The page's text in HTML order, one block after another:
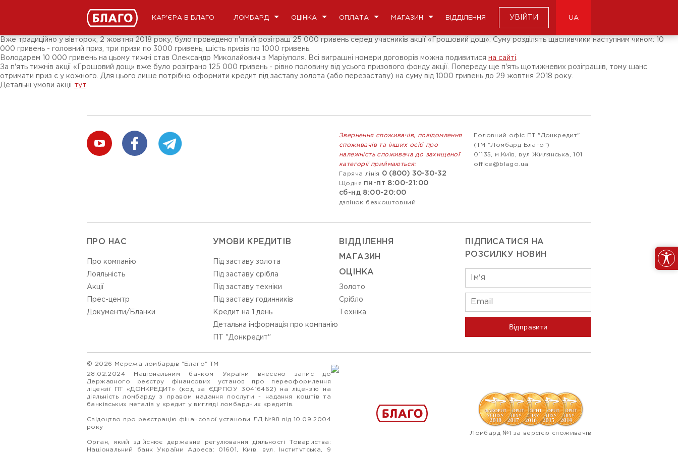
КАР'ЄРА В БЛАГО ЛОМБАРД ОЦІНКА ОПЛАТА МАГАЗИН ВІДДІЛЕННЯ УВІЙТИ UA
Підписники соц-мереж
Вже традиційно у вівторок, 2 жовтня 2018 року, було проведено п'ятий розіграш 25 000 гривень серед учасників акції «Грошовий дощ». Суму розділять щасливчики наступним чином: 10
000 гривень - головний приз, три призи по 3000 гривень, шість призів по 1000 гривень.
Володарем 10 000 гривень на цьому тижні став Олександр Миколайович з Маріуполя. Всі виграшні номери договорів можна подивитися на сайті
За п'ять тижнів акції «Грошовий дощ» вже було розіграно 125 000 гривень - рівно половину від усього призового фонду акції. Попереду ще п'ять щотижневих розіграшів, тому шанс
отримати приз є у кожного. Для цього лише потрібно оформити кредит під заставу золота (або перезаставу) на суму від 1000 гривень до 29 жовтня 2018 року.
Детальні умови акції тут
Звернення споживачів, повідомлення
споживачів та інших осіб про
належність споживача до захищеної
категорії приймаються:
Гаряча лінія
0 (800) 30-30-32
Щодня пн-пт 8:00-21:00
сб-нд 8:00-20:00
дзвінок безкоштовний
Головний офіс ПТ "Донкредит"
(ТМ "Ломбард Благо")
01135, м.Київ, вул Жилянська, 101
office@blago.ua
ПРО НАС
Про компанію
Лояльність
Акції
Прес-центр
Документи/Бланки
УМОВИ КРЕДИТІВ
Під заставу золота
Під заставу срібла
Під заставу техніки
Під заставу годинників
Кредит на 1 день
Детальна інформація про компанію
ПТ "Донкредит"
ВIДДIЛЕННЯ
МАГАЗИН
ОЦIНКА
Золото
Срiбло
Технiка
ПІДПИСАТИСЯ НА
РОЗСИЛКУ НОВИН
Відправити
© 2026 Мережа ломбардів "Благо" ТМ
28.02.2024 Національним банком України внесено запис до
Державного реєстру фінансових установ про переоформлення
ліцензії ПТ «ДОНКРЕДИТ» (код за ЄДРПОУ 30416462) на ліцензію на
діяльність ломбарду з правом надання послуги - надання коштів та
банківських металів у кредит у вигляді ломбардних кредитів.
Свідоцтво про реєстрацію фінансової установи ЛД №98 від 10.09.2004
року
Орган, який здійснює державне регулювання діяльності Товариства:
Національний банк України Адреса: 01601, Київ, вул. Інститутська, 9
Ломбард №1 за версією споживачів